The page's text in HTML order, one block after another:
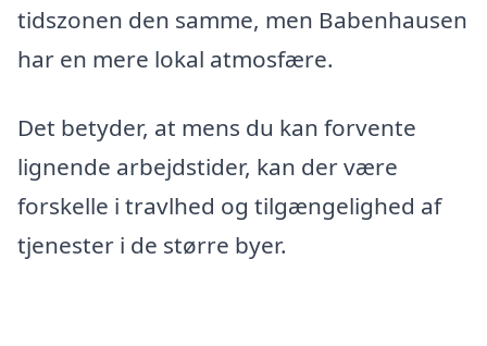
tidszonen den samme, men Babenhausen
har en mere lokal atmosfære.
Det betyder, at mens du kan forvente
lignende arbejdstider, kan der være
forskelle i travlhed og tilgængelighed af
tjenester i de større byer.